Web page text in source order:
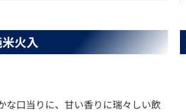
火入
な口当りに、甘い香りに瑞々しい飲